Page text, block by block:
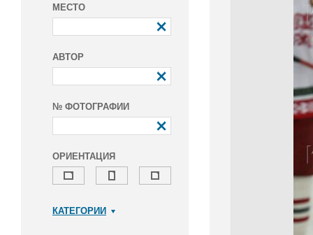
МЕСТО
АВТОР
№ ФОТОГРАФИИ
ОРИЕНТАЦИЯ
КАТЕГОРИИ